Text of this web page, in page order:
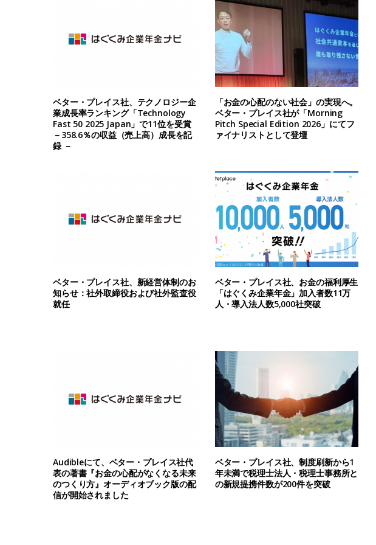
ベター・プレイス社、テクノロジー企
業成長率ランキング「Technology
Fast 50 2025 Japan」で11位を受賞
－358.6％の収益（売上高）成長を記
録 －
「お金の心配のない社会」の実現へ。
ベター・プレイス社が「Morning
Pitch Special Edition 2026」にてフ
ァイナリストとして登壇
ベター・プレイス社、新経営体制のお
知らせ：社外取締役および社外監査役
就任
ベター・プレイス社、お金の福利厚生
「はぐくみ企業年金」加入者数11万
人・導入法人数5,000社突破
Audibleにて、ベター・プレイス社代
表の著書『お金の心配がなくなる未来
のつくり方』オーディオブック版の配
信が開始されました
ベター・プレイス社、制度刷新から1
年未満で税理士法人・税理士事務所と
の新規提携件数が200件を突破